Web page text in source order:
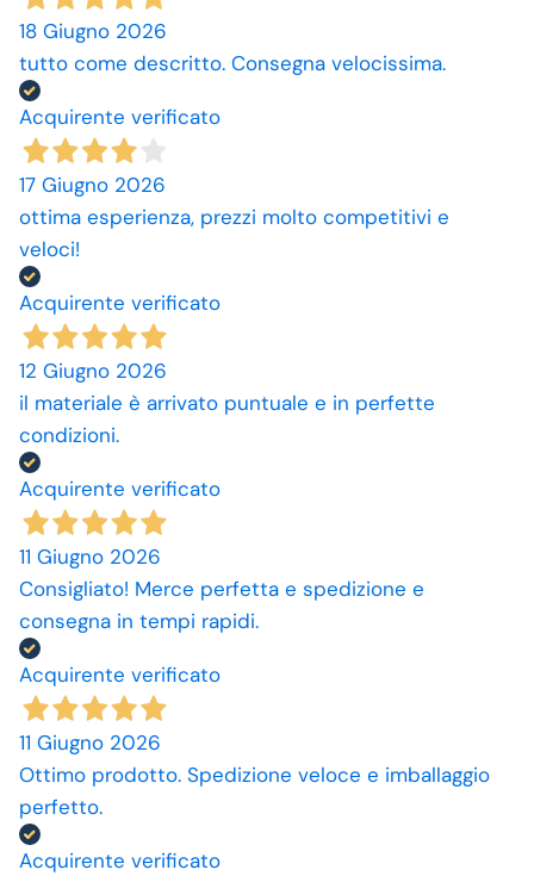
18 Giugno 2026
tutto come descritto. Consegna velocissima.
Acquirente verificato
17 Giugno 2026
ottima esperienza, prezzi molto competitivi e
veloci!
Acquirente verificato
12 Giugno 2026
il materiale è arrivato puntuale e in perfette
condizioni.
Acquirente verificato
11 Giugno 2026
Consigliato! Merce perfetta e spedizione e
consegna in tempi rapidi.
Acquirente verificato
11 Giugno 2026
Ottimo prodotto. Spedizione veloce e imballaggio
perfetto.
Acquirente verificato